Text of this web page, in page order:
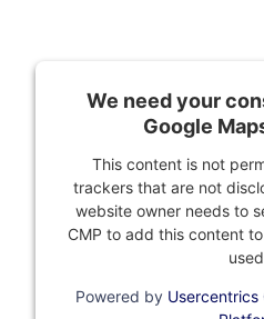
We need your
Google
This content is not
trackers that are not
website owner needs to
CMP to add this content
Powered by Usercentrics